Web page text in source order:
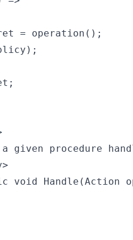
given procedure
void